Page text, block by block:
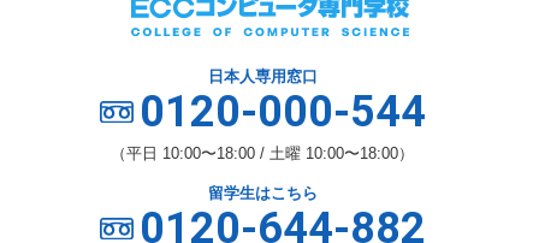
日本人専用窓口
0120-000-544
（平日 10:00〜18:00 / 土曜 10:00〜18:00）
留学生はこちら
0120-644-882